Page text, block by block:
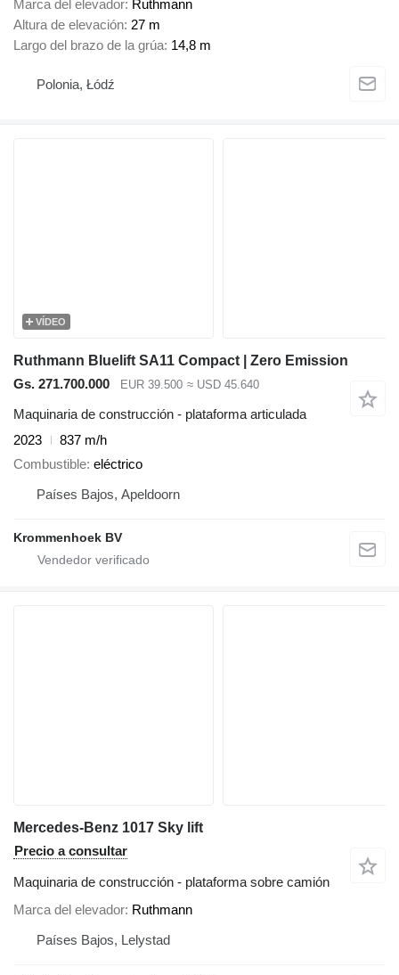
Marca del elevador Ruthmann
Altura de elevación 27 m
Largo del brazo de la grúa 14,8 m
Polonia, Łódź
VÍDEO
Ruthmann Bluelift SA11 Compact | Zero Emission
Gs. 271.700.000
EUR 39.500 ≈ USD 45.640
Maquinaria de construcción - plataforma articulada
2023
837 m/h
Combustible eléctrico
Países Bajos, Apeldoorn
Krommenhoek BV
Mercedes-Benz 1017 Sky lift
Precio a consultar
Maquinaria de construcción - plataforma sobre camión
Marca del elevador Ruthmann
Países Bajos, Lelystad